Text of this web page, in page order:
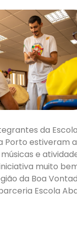
da
Porto estiveram
e
muito
da Boa
Escola